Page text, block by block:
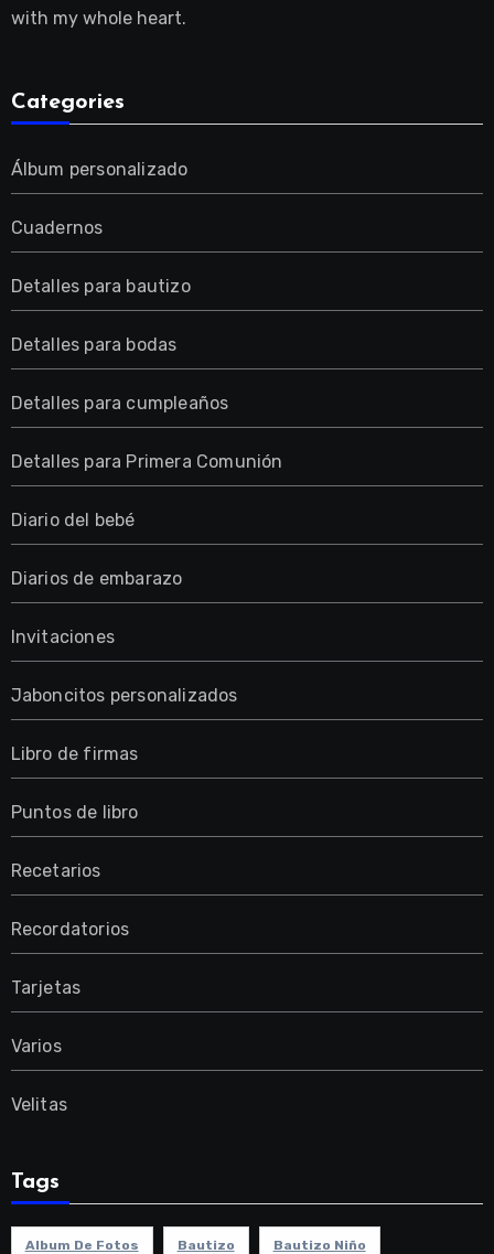
with my whole heart.
Categories
Álbum personalizado
Cuadernos
Detalles para bautizo
Detalles para bodas
Detalles para cumpleaños
Detalles para Primera Comunión
Diario del bebé
Diarios de embarazo
Invitaciones
Jaboncitos personalizados
Libro de firmas
Puntos de libro
Recetarios
Recordatorios
Tarjetas
Varios
Velitas
Tags
Album De Fotos Bautizo Bautizo Niño